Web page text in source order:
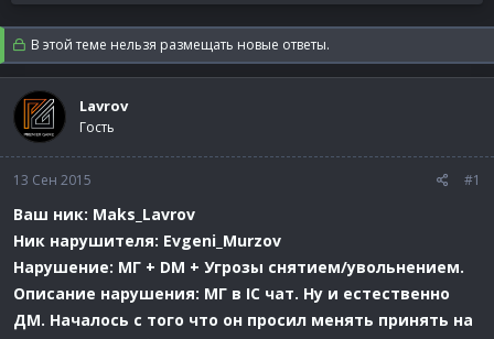
т
о
р
т
е
м
ы
т
а
н
а
а
л
В этой теме нельзя размещать новые ответы.
Lavrov
Гость
13 Сен 2015 #1
Ваш ник: Maks_Lavrov
Ник нарушителя: Evgeni_Murzov
Нарушение: МГ + DM + Угрозы снятием/увольнением.
Описание нарушения: МГ в IC чат. Ну и естественно
ДМ. Началось с того что он просил менять принять на